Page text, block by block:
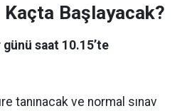
Başlayacak?
saat 10.15’te
tanınacak ve normal sınav